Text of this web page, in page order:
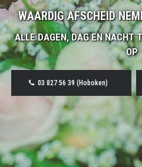
WAARDIG AFSCHEID
ALLE DAGEN, DAG EN NACHT
OP
03 827 56 39 (Hoboken)